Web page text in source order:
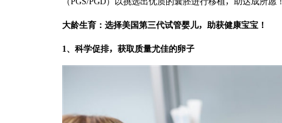
大龄生育：选择美国第三代试管婴儿，助获健康宝宝！
1、科学促排，获取质量尤佳的卵子